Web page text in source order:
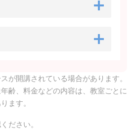
が開講されている場合があります。
齢、料金などの内容は、教室ごとに
ます。
ださい。